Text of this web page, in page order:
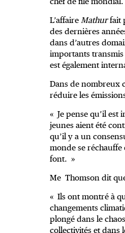
L’affaire Mathurfait
des dernières
dans d’autres
importants transmis
est également
Dans de nombreux
réduire les
« Je pense qu’il
jeunes aient été
qu’il y a un
monde se réchauffe
font. »
Me Thomson dit
« Ils ont montré à
changements
plongé dans le
collectivités et dans